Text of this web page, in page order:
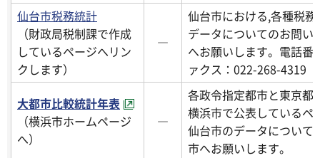
仙台市税務統計
（財政局税制課で作成
しているページへリン
クします）
―
仙台市における,各種税
データについてのお問い
へお願いします。電話
ァクス：022-268-4319
大都市比較統計年表
（横浜市ホームページ
へ）
―
各政令指定都市と東京都
横浜市で公表しているペ
仙台市のデータについて
市へお願いします。